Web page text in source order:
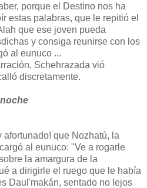
porque el Destino nos ha
estas palabras, que le repitió el
que ese joven pueda
y consiga reunirse con los
al eunuco ...
Schehrazada vió
discretamente.
afortunado! que Nozhatú, la
al eunuco: "Ve a rogarle
la amargura de la
a dirigirle el ruego que le había
Daul'makán, sentado no lejos